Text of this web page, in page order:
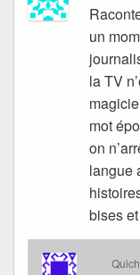
un
la TV
mot
on
langue
bises